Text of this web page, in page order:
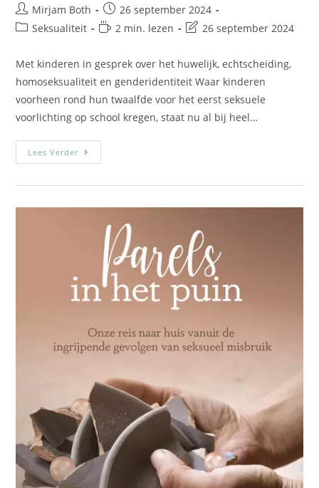
Mirjam Both
26 september 2024
Seksualiteit
2 min. lezen 26 september 2024
Met kinderen in gesprek over het huwelijk, echtscheiding,
homoseksualiteit en genderidentiteit Waar kinderen
voorheen rond hun twaalfde voor het eerst seksuele
voorlichting op school kregen, staat nu al bij heel…
Lees Verder